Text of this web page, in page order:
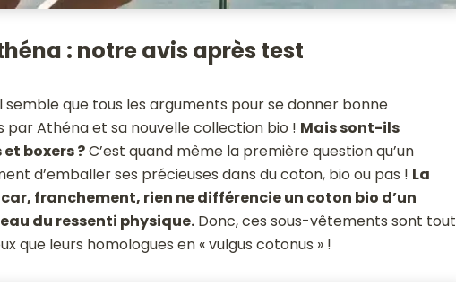
: notre avis après test
semble que tous les arguments pour se donner bonne
par Athéna et sa nouvelle collection bio ! Mais sont-ils
boxers ?C’est quand même la première question qu’un
d’emballer ses précieuses dans du coton, bio ou pas ! La
car, franchement, rien ne différencie un coton bio d’un
du ressenti physique.Donc, ces sous-vêtements sont tout
que leurs homologues en « vulgus cotonus » !